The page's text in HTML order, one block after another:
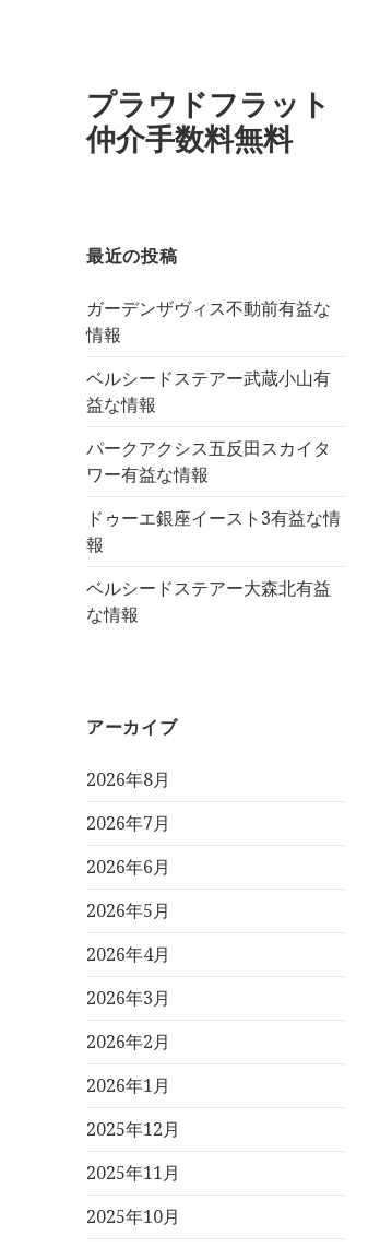
プラウドフラット
仲介手数料無料
最近の投稿
ガーデンザヴィス不動前有益な
情報
ベルシードステアー武蔵小山有
益な情報
パークアクシス五反田スカイタ
ワー有益な情報
ドゥーエ銀座イースト3有益な情
報
ベルシードステアー大森北有益
な情報
アーカイブ
2026年8月
2026年7月
2026年6月
2026年5月
2026年4月
2026年3月
2026年2月
2026年1月
2025年12月
2025年11月
2025年10月